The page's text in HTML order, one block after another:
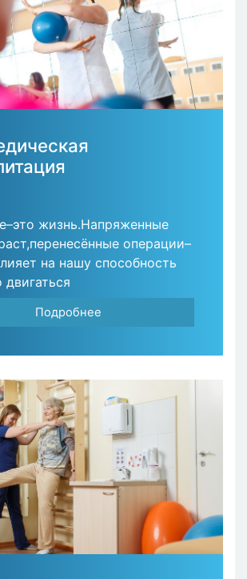
жизнь.Напряженные
операции–
на нашу способность
Подробнее